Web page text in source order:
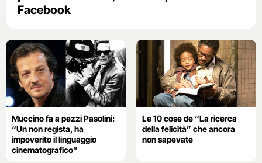
Facebook
Muccino fa a pezzi Pasolini:
“Un non regista, ha
impoverito il linguaggio
cinematografico”
Le 10 cose de “La ricerca
della felicità” che ancora
non sapevate